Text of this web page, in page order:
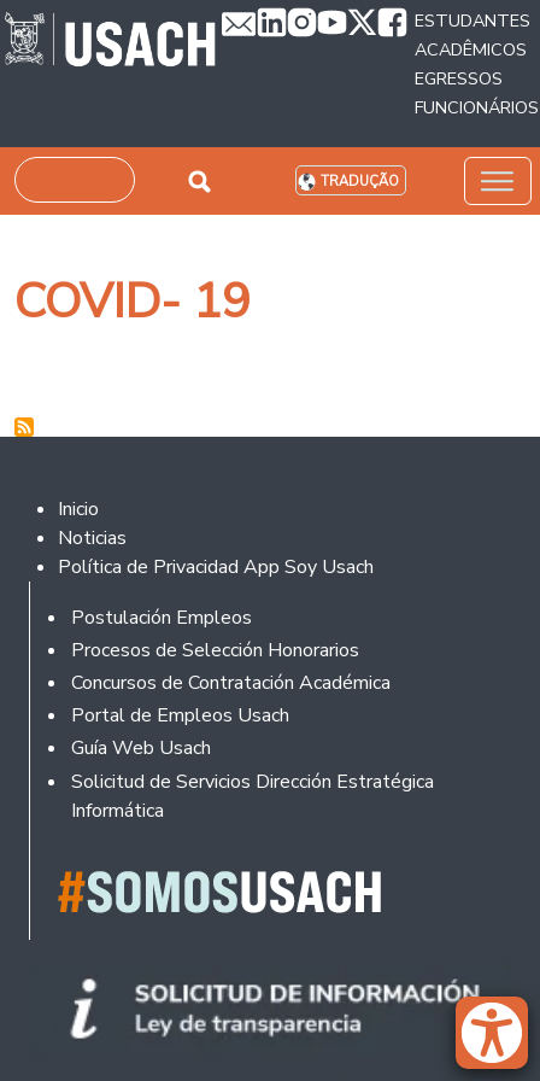
Passar para o conteúdo principal
ESTUDANTES
ACADÊMICOS
EGRESSOS
FUNCIONÁRIOS
Pesquisar TRADUÇÃO
COVID- 19
Footer 2
Inicio
Noticias
Política de Privacidad App Soy Usach
Rodapé
Postulación Empleos
Procesos de Selección Honorarios
Concursos de Contratación Académica
Portal de Empleos Usach
Guía Web Usach
Solicitud de Servicios Dirección Estratégica
Informática